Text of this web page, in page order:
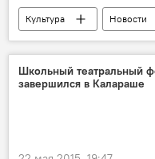
Культура Новости
Кишинев
Михаил
Владимир Носов
круглый стол
Школьный театральный
завершился в Калараше